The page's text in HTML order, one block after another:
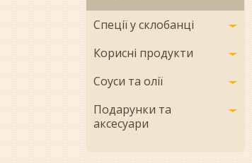
Спеції у склобанці
Корисні продукти
Соуси та олії
Подарунки та
аксесуари